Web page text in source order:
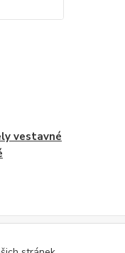
vestavné